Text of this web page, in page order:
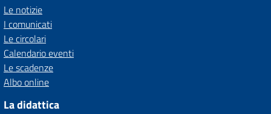
Le notizie
I comunicati
Le circolari
Calendario eventi
Le scadenze
Albo online
La didattica